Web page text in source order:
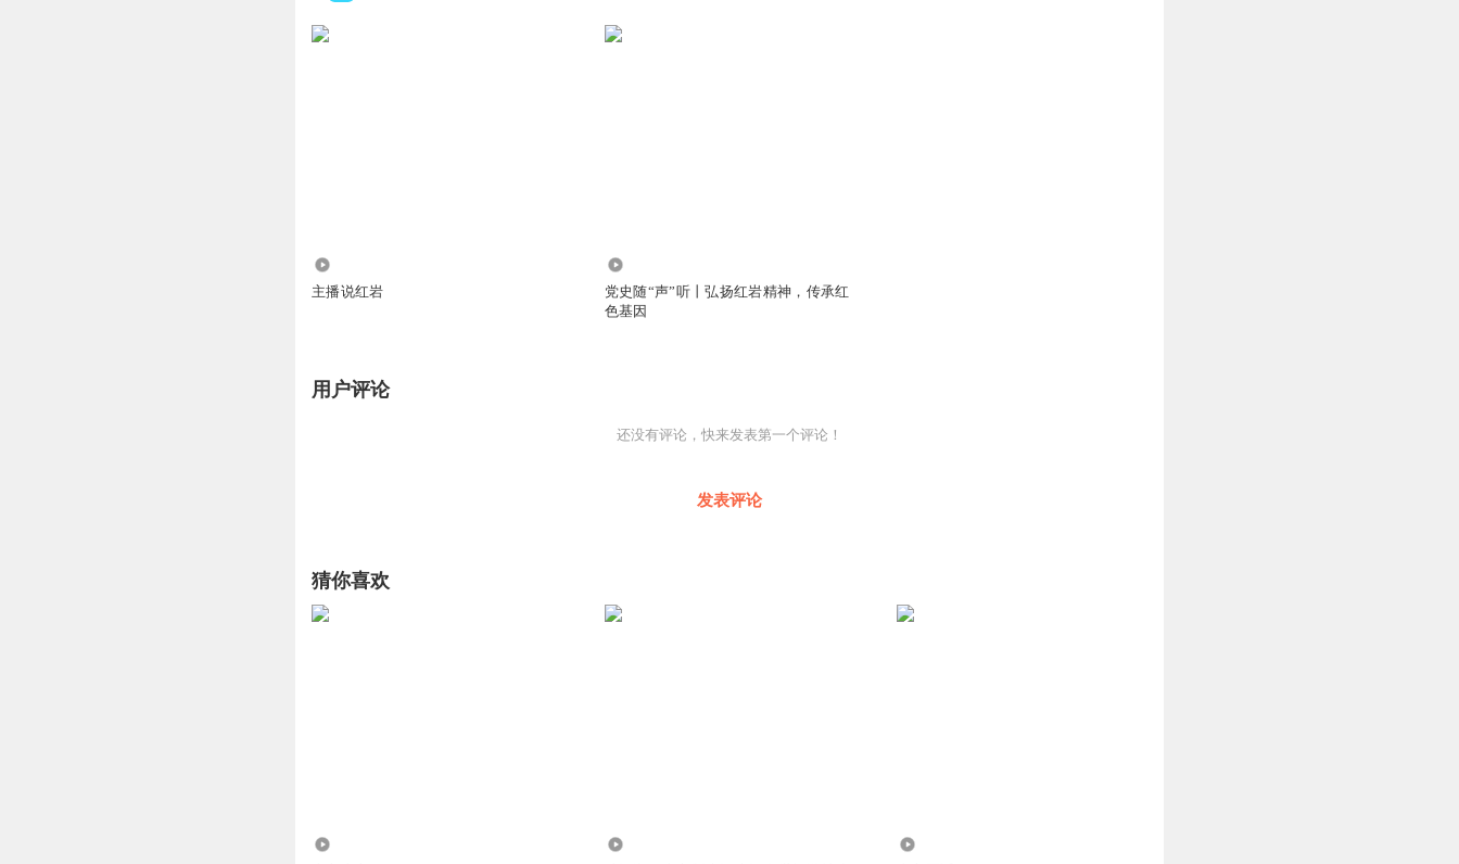
主播说红岩
党史随“声”听丨弘扬红岩精神，传承红
色基因
用户评论
还没有评论，快来发表第一个评论！
发表评论
猜你喜欢